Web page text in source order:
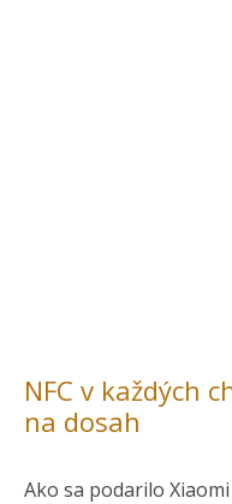
NFC v každých
na dosah
Ako sa podarilo